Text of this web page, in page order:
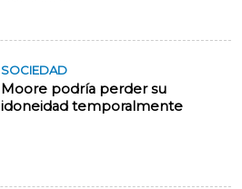
SOCIEDAD
Moore podría perder su
idoneidad temporalmente